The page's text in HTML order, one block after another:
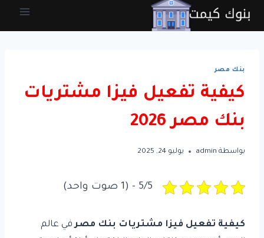
بنك مصر
كيفية تفعيل فيزا مشتريات
بنك مصر 2026
بواسطة admin يوليو 24, 2025
5/5 - (1 صوت واحد)
كيفية تفعيل فيزا مشتريات بنك مصرفي عالم